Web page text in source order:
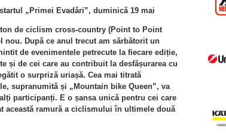
„Primei Evadări”, duminică 19 mai
de ciclism cross-country (Point to Point
nou. După ce anul trecut am sărbătorit un
de evenimentele petrecute la fiecare ediție,
și de cei care au contribuit la desfășurarea cu
o surpriză uriașă. Cea mai titrată
supranumită și „Mountain bike Queen”, va
participanți. E o șansa unică pentru cei care
această ramură a ciclismului în ultimele două